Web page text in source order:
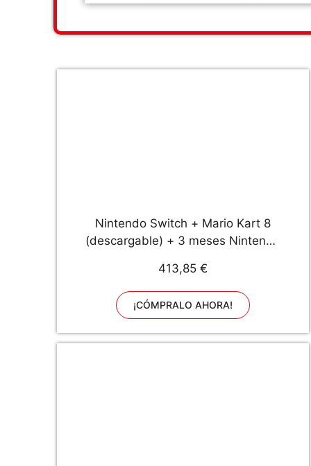
Nintendo Switch + Mario Kart 8
(descargable) + 3 meses Nintendo
413,85 €
¡CÓMPRALO AHORA!